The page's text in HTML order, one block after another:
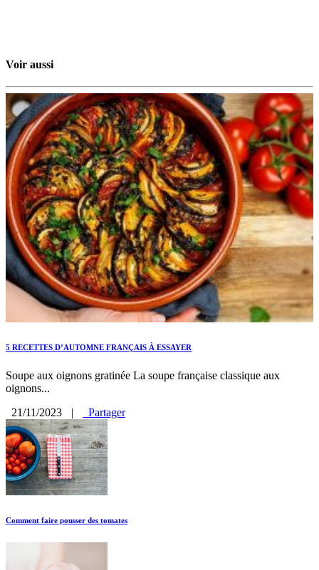
Voir aussi
5 RECETTES D’AUTOMNE FRANÇAIS À ESSAYER
Soupe aux oignons gratinée La soupe française classique aux
oignons...
21/11/2023
| Partager
Comment faire pousser des tomates